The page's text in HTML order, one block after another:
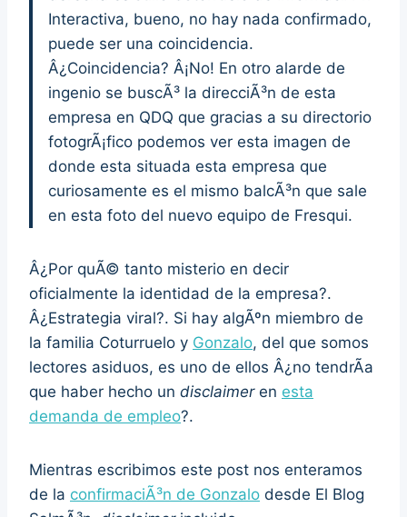
Interactiva, bueno, no hay nada confirmado,
puede ser una coincidencia.
Â¿Coincidencia? Â¡No! En otro alarde de
ingenio se buscÃ³ la direcciÃ³n de esta
empresa en QDQ que gracias a su directorio
fotogrÃ¡fico podemos ver esta imagen de
donde esta situada esta empresa que
curiosamente es el mismo balcÃ³n que sale
en esta foto del nuevo equipo de Fresqui.
Â¿Por quÃ© tanto misterio en decir
oficialmente la identidad de la empresa?.
Â¿Estrategia viral?. Si hay algÃºn miembro de
la familia Coturruelo y Gonzalo, del que somos
lectores asiduos, es uno de ellos Â¿no tendrÃ­a
que haber hecho un disclaimeren esta
demanda de empleo?.
Mientras escribimos este post nos enteramos
de la confirmaciÃ³n de Gonzalo desde El Blog